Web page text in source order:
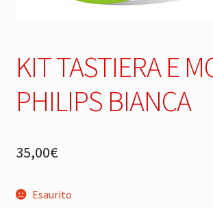
KIT TASTIERA E
PHILIPS BIANCA
35,00€
Esaurito